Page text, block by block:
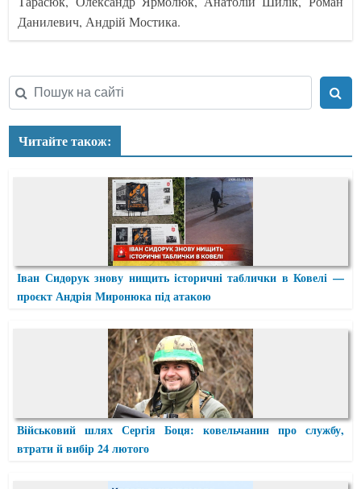
Данилевич, Андрій Мостика.
Читайте також:
Іван Сидорук знову нищить історичні таблички в Ковелі —
проєкт Андрія Миронюка під атакою
Військовий шлях Сергія Боця: ковельчанин про службу,
втрати й вибір 24 лютого